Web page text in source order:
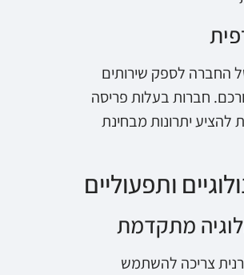
החברה לספק שירותים
חברות בעלות פריסה
להציע יתרונות מבחינת
ותפעוליים
מתקדמת
צריכה להשתמש